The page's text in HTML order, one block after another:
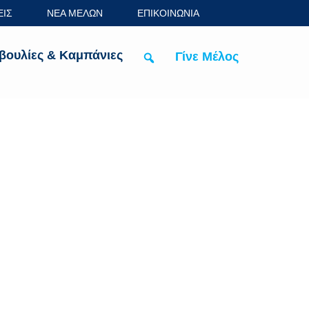
ΝΕΑ ΜΕΛΩΝ ΕΠΙΚΟΙΝΩΝΙΑ
& Καμπάνιες Γίνε Μέλος